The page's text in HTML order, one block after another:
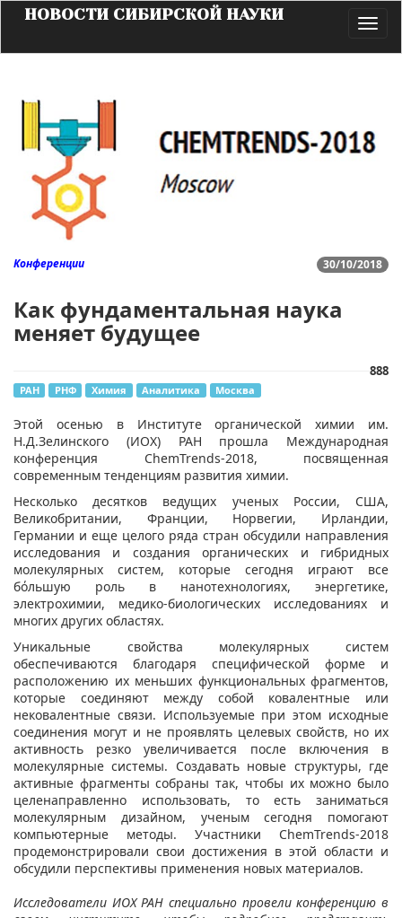
НОВОСТИ СИБИРСКОЙ НАУКИ
30/10/2018
Конференции
Как фундаментальная наука
меняет будущее
888
РАН РНФ Химия Аналитика Москва
​Этой осенью в Институте органической химии им.
Н.Д.Зелинского (ИОХ) РАН прошла Международная
конференция ChemTrends-2018, посвященная
современным тенденциям развития химии.
Несколько десятков ведущих ученых России, США,
Великобритании, Франции, Норвегии, Ирландии,
Германии и еще целого ряда стран обсудили направления
исследования и создания органических и гибридных
молекулярных систем, которые сегодня играют все
бόльшую роль в нанотехнологиях, энергетике,
электрохимии, медико-биологических исследованиях и
многих других областях.
Уникальные свойства молекулярных систем
обеспечиваются благодаря специфической форме и
расположению их меньших функциональных фрагментов,
которые соединяют между собой ковалентные или
нековалентные связи. Используемые при этом исходные
соединения могут и не проявлять целевых свойств, но их
активность резко увеличивается после включения в
молекулярные системы. Создавать новые структуры, где
активные фрагменты собраны так, чтобы их можно было
целенаправленно использовать, то есть заниматься
молекулярным дизайном, ученым сегодня помогают
компьютерные методы. Участники ChemTrends-2018
продемонстрировали свои достижения в этой области и
обсудили перспективы применения новых материалов.
Исследователи ИОХ РАН специально провели конференцию в